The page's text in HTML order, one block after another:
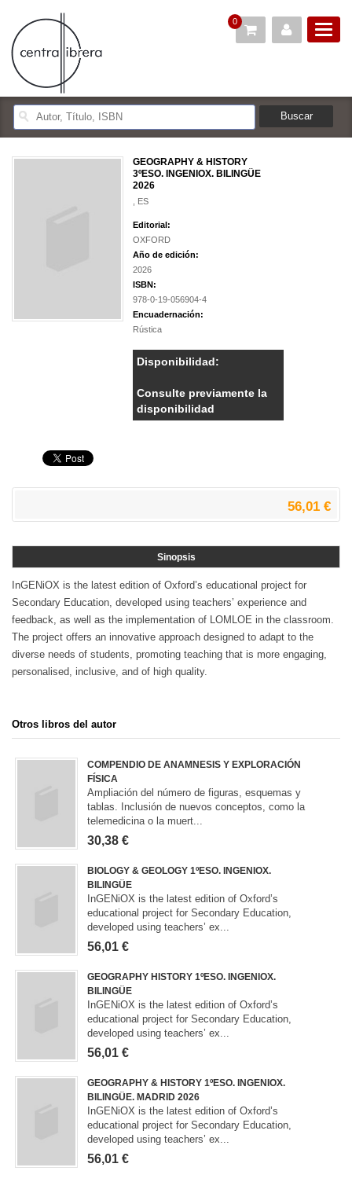
0
GEOGRAPHY & HISTORY
3ºESO. INGENIOX. BILINGÜE
2026
, ES
Editorial:
OXFORD
Año de edición:
2026
ISBN:
978-0-19-056904-4
Encuadernación:
Rústica
Disponibilidad:
Consulte previamente la
disponibilidad
56,01 €
Sinopsis
InGENiOX is the latest edition of Oxford’s educational project for
Secondary Education, developed using teachers’ experience and
feedback, as well as the implementation of LOMLOE in the classroom.
The project offers an innovative approach designed to adapt to the
diverse needs of students, promoting teaching that is more engaging,
personalised, inclusive, and of high quality.
Otros libros del autor
COMPENDIO DE ANAMNESIS Y EXPLORACIÓN
FÍSICA
Ampliación del número de figuras, esquemas y
tablas. Inclusión de nuevos conceptos, como la
telemedicina o la muert...
30,38 €
BIOLOGY & GEOLOGY 1ºESO. INGENIOX.
BILINGÜE
InGENiOX is the latest edition of Oxford’s
educational project for Secondary Education,
developed using teachers’ ex...
56,01 €
GEOGRAPHY HISTORY 1ºESO. INGENIOX.
BILINGÜE
InGENiOX is the latest edition of Oxford’s
educational project for Secondary Education,
developed using teachers’ ex...
56,01 €
GEOGRAPHY & HISTORY 1ºESO. INGENIOX.
BILINGÜE. MADRID 2026
InGENiOX is the latest edition of Oxford’s
educational project for Secondary Education,
developed using teachers’ ex...
56,01 €